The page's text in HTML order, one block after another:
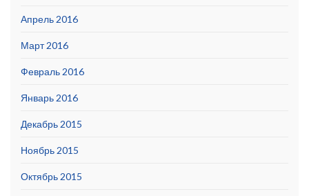
Апрель 2016
Март 2016
Февраль 2016
Январь 2016
Декабрь 2015
Ноябрь 2015
Октябрь 2015